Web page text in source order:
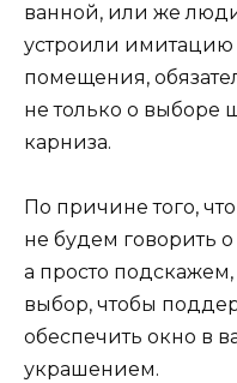
ванной, или же
устроили имитацию
помещения,
не только о выборе
карниза.
По причине того,
не будем говорить
а просто
выбор, чтобы
обеспечить окно в
украшением.